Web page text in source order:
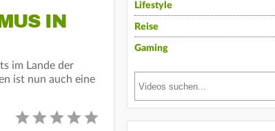
IN
im Lande der
ist nun auch eine
Lifestyle
Reise
Gaming